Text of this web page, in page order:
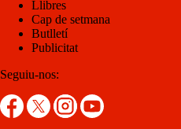
Llibres
Cap de setmana
Butlletí
Publicitat
Seguiu-nos: